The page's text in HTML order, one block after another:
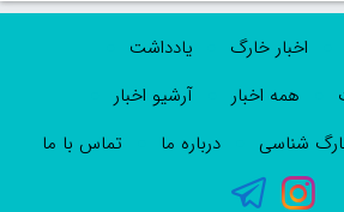
اخبار خارگ
یادداشت
همه اخبار
آرشیو اخبار
شناسی درباره ما تماس با ما